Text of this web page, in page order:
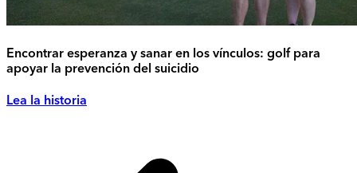
Encontrar esperanza y sanar en los vínculos: golf para
apoyar la prevención del suicidio
Lea la historia